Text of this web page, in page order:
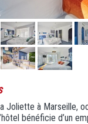
Joliette à
bénéficie d’un